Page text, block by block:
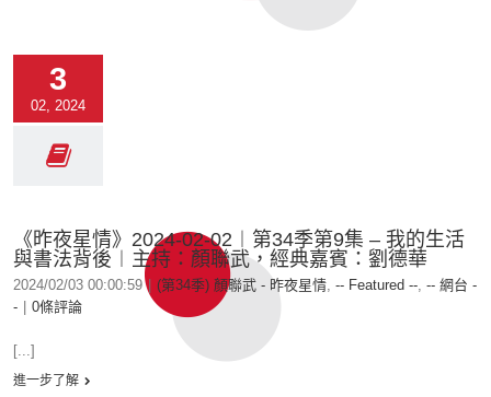
3
02, 2024
《昨夜星情》2024-02-02︱第34季第9集 – 我的生活
與書法背後︱主持：顏聯武，經典嘉賓：劉德華
2024/02/03 00:00:59 (第34季) 顏聯武 - 昨夜星情, -- Featured --, -- 網台 -
-
0條評論
[...]
進一步了解